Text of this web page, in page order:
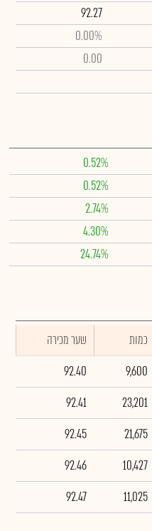
92.27
0.00%
0.00
0.52%
0.52%
2.74%
4.30%
24.74%
כמות
שער מכירה
9,600
92.40
23,201
92.41
21,675
92.45
10,427
92.46
11,025
92.47